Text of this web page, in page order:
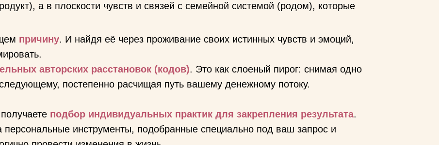
а в плоскости чувств и связей с семейной системой (родом), которые
причину. И найдя её через проживание своих истинных чувств и эмоций,
авторских расстановок (кодов). Это как слоеный пирог: снимая одно
постепенно расчищая путь вашему денежному потоку.
подбор индивидуальных практик для закрепления результата.
инструменты, подобранные специально под ваш запрос и